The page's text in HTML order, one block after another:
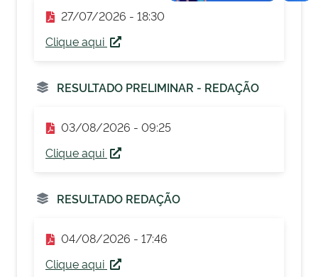
27/07/2026 - 18:30
Clique aqui
RESULTADO PRELIMINAR - REDAÇÃO
03/08/2026 - 09:25
Clique aqui
RESULTADO REDAÇÃO
04/08/2026 - 17:46
Clique aqui